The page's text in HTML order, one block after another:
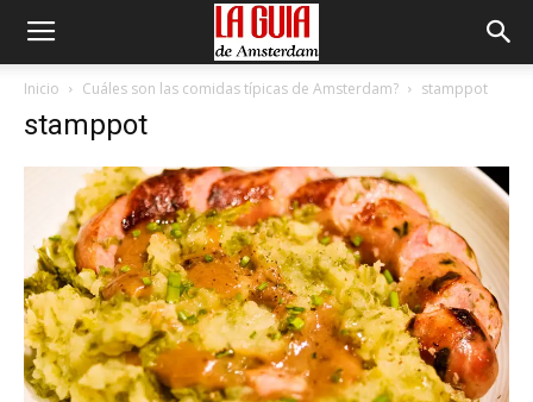
Inicio Cuáles son las comidas típicas de Amsterdam? stamppot
stamppot